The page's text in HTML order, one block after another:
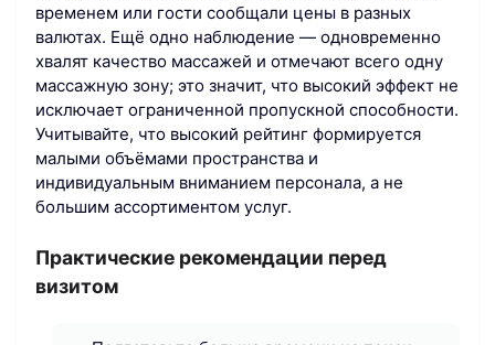
временем или гости сообщали цены в разных
валютах. Ещё одно наблюдение — одновременно
хвалят качество массажей и отмечают всего одну
массажную зону; это значит, что высокий эффект не
исключает ограниченной пропускной способности.
Учитывайте, что высокий рейтинг формируется
малыми объёмами пространства и
индивидуальным вниманием персонала, а не
большим ассортиментом услуг.
Практические рекомендации перед
визитом